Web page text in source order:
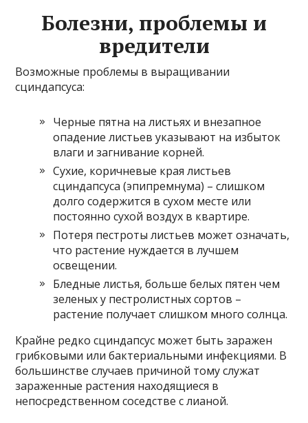
Болезни, проблемы и
вредители
Возможные проблемы в выращивании
сциндапсуса:
Черные пятна на листьях и внезапное
опадение листьев указывают на избыток
влаги и загнивание корней.
Сухие, коричневые края листьев
сциндапсуса (эпипремнума) – слишком
долго содержится в сухом месте или
постоянно сухой воздух в квартире.
Потеря пестроты листьев может означать,
что растение нуждается в лучшем
освещении.
Бледные листья, больше белых пятен чем
зеленых у пестролистных сортов –
растение получает слишком много солнца.
Крайне редко сциндапсус может быть заражен
грибковыми или бактериальными инфекциями. В
большинстве случаев причиной тому служат
зараженные растения находящиеся в
непосредственном соседстве с лианой.